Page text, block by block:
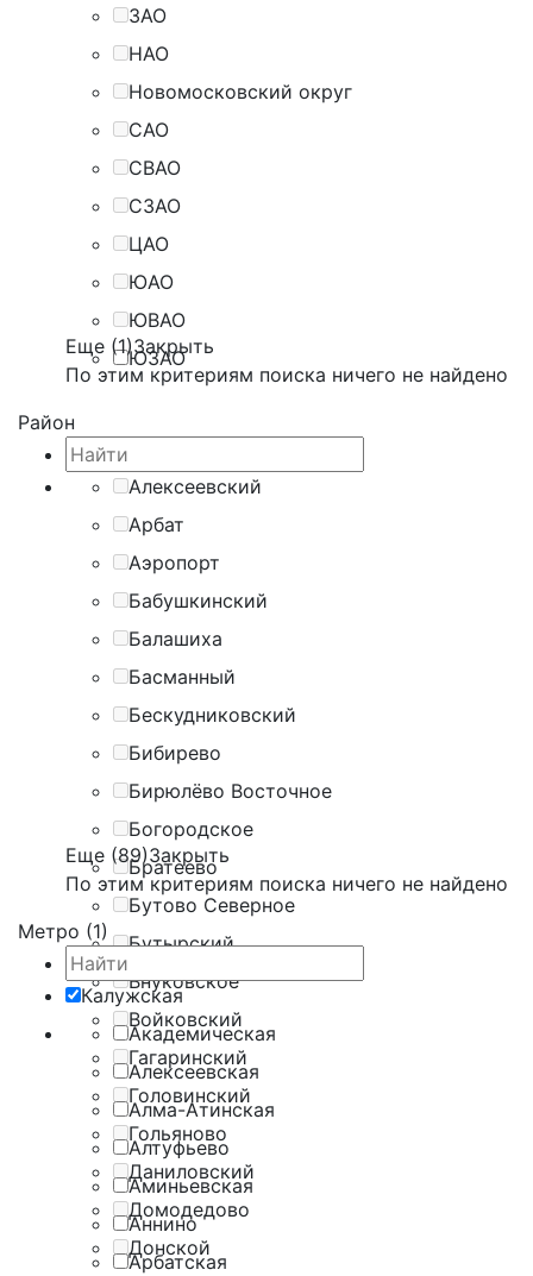
ЗАО
НАО
Новомосковский округ
САО
СВАО
СЗАО
ЦАО
ЮАО
ЮВАО
ЮЗАО
Еще (1)Закрыть
По этим критериям поиска ничего не найдено
Район
Алексеевский
Арбат
Аэропорт
Бабушкинский
Балашиха
Басманный
Бескудниковский
Бибирево
Бирюлёво Восточное
Богородское
Братеево
Бутово Северное
Бутырский
Внуковское
Войковский
Гагаринский
Головинский
Гольяново
Даниловский
Домодедово
Донской
Еще (89)Закрыть
По этим критериям поиска ничего не найдено
Метро (1)
Калужская
Академическая
Алексеевская
Алма-Атинская
Алтуфьево
Аминьевская
Аннино
Арбатская